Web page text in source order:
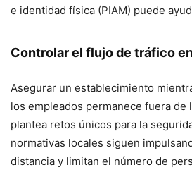
e identidad física (PIAM) puede
Controlar el flujo de tráfico
Asegurar un establecimiento
los empleados permanece fuera de
plantea retos únicos para la
normativas locales siguen
distancia y limitan el número de